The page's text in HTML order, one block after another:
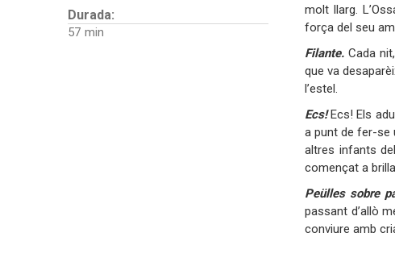
Durada:
57
molt llarg.
força del seu
Filante. Cada
que va
l’estel.
Ecs!Ecs! Els
a punt de fer-se
altres infants
començat a
Peülles sobre
passant d’allò
conviure amb